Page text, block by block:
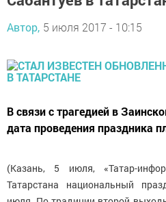
Автор, 5 июля 2017 - 10:15
В связи с трагедией в
дата проведения праздника
(Казань, 5 июля, «Татар-
Татарстана национальный